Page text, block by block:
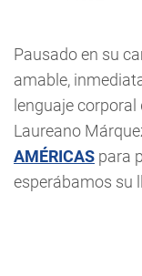
Pausado en su
amable,
lenguaje
Laureano
AMÉRICAS para
esperábamos su